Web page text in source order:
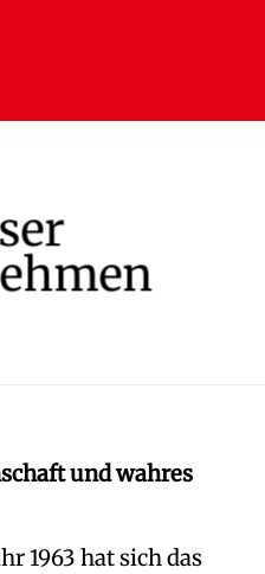
und wahres
1963 hat sich das